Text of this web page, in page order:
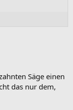
Säge einen
das nur dem,